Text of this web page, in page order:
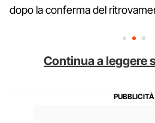
dopo la conferma del
Continua a leggere